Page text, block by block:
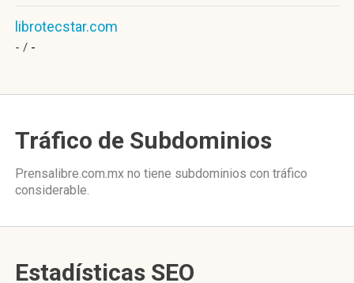
librotecstar.com
- / -
Tráfico de Subdominios
Prensalibre.com.mx no tiene subdominios con tráfico
considerable.
Estadísticas SEO